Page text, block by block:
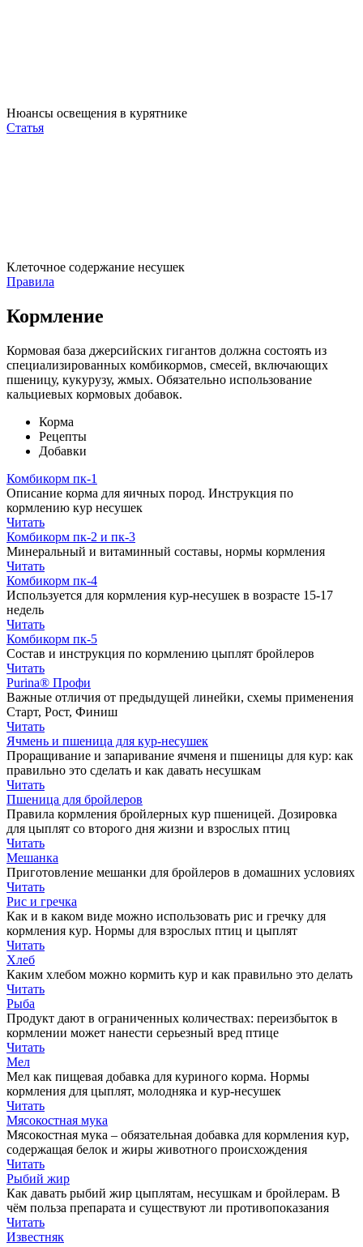
Нюансы освещения в курятнике
Статья
Клеточное содержание несушек
Правила
Кормление
Кормовая база джерсийских гигантов должна состоять из
специализированных комбикормов, смесей, включающих
пшеницу, кукурузу, жмых. Обязательно использование
кальциевых кормовых добавок.
Корма
Рецепты
Добавки
Комбикорм пк-1
Описание корма для яичных пород. Инструкция по
кормлению кур несушек
Читать
Комбикорм пк-2 и пк-3
Минеральный и витаминный составы, нормы кормления
Читать
Комбикорм пк-4
Используется для кормления кур-несушек в возрасте 15-17
недель
Читать
Комбикорм пк-5
Состав и инструкция по кормлению цыплят бройлеров
Читать
Purina® Профи
Важные отличия от предыдущей линейки, схемы применения
Старт, Рост, Финиш
Читать
Ячмень и пшеница для кур-несушек
Проращивание и запаривание ячменя и пшеницы для кур: как
правильно это сделать и как давать несушкам
Читать
Пшеница для бройлеров
Правила кормления бройлерных кур пшеницей. Дозировка
для цыплят со второго дня жизни и взрослых птиц
Читать
Мешанка
Приготовление мешанки для бройлеров в домашних условиях
Читать
Рис и гречка
Как и в каком виде можно использовать рис и гречку для
кормления кур. Нормы для взрослых птиц и цыплят
Читать
Хлеб
Каким хлебом можно кормить кур и как правильно это делать
Читать
Рыба
Продукт дают в ограниченных количествах: переизбыток в
кормлении может нанести серьезный вред птице
Читать
Мел
Мел как пищевая добавка для куриного корма. Нормы
кормления для цыплят, молодняка и кур-несушек
Читать
Мясокостная мука
Мясокостная мука – обязательная добавка для кормления кур,
содержащая белок и жиры животного происхождения
Читать
Рыбий жир
Как давать рыбий жир цыплятам, несушкам и бройлерам. В
чём польза препарата и существуют ли противопоказания
Читать
Известняк